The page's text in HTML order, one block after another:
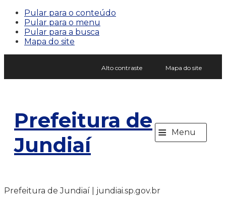
Pular para o conteúdo
Pular para o menu
Pular para a busca
Mapa do site
Alto contraste Mapa do site
Prefeitura de
Jundiaí
≡ Menu
Prefeitura de Jundiaí | jundiai.sp.gov.br